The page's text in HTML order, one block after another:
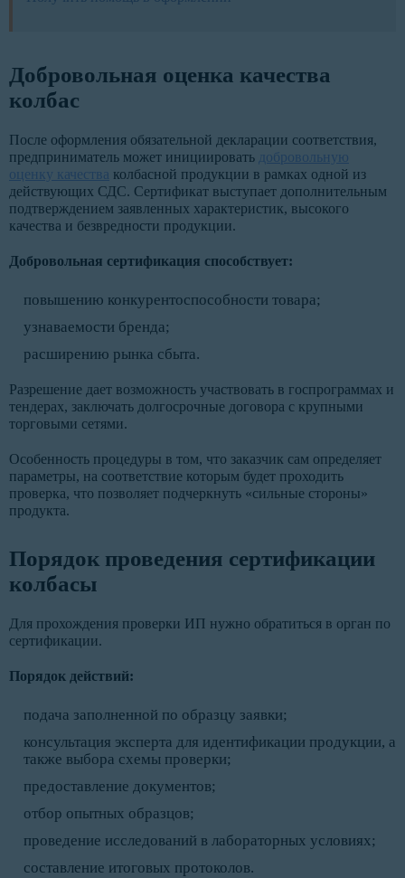
Добровольная оценка качества
колбас
После оформления обязательной декларации соответствия,
предприниматель может инициировать добровольную
оценку качества колбасной продукции в рамках одной из
действующих СДС. Сертификат выступает дополнительным
подтверждением заявленных характеристик, высокого
качества и безвредности продукции.
Добровольная сертификация способствует:
повышению конкурентоспособности товара;
узнаваемости бренда;
расширению рынка сбыта.
Разрешение дает возможность участвовать в госпрограммах и
тендерах, заключать долгосрочные договора с крупными
торговыми сетями.
Особенность процедуры в том, что заказчик сам определяет
параметры, на соответствие которым будет проходить
проверка, что позволяет подчеркнуть «сильные стороны»
продукта.
Порядок проведения сертификации
колбасы
Для прохождения проверки ИП нужно обратиться в орган по
сертификации.
Порядок действий:
подача заполненной по образцу заявки;
консультация эксперта для идентификации продукции, а
также выбора схемы проверки;
предоставление документов;
отбор опытных образцов;
проведение исследований в лабораторных условиях;
составление итоговых протоколов.